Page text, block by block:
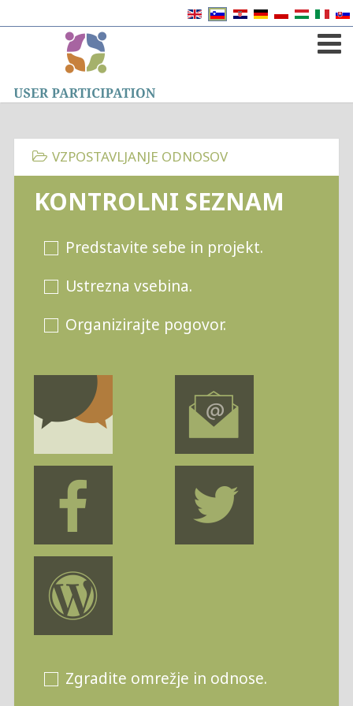
VZPOSTAVLJANJE ODNOSOV
KONTROLNI SEZNAM
Predstavite sebe in projekt.
Ustrezna vsebina.
Organizirajte pogovor.
Zgradite omrežje in odnose.